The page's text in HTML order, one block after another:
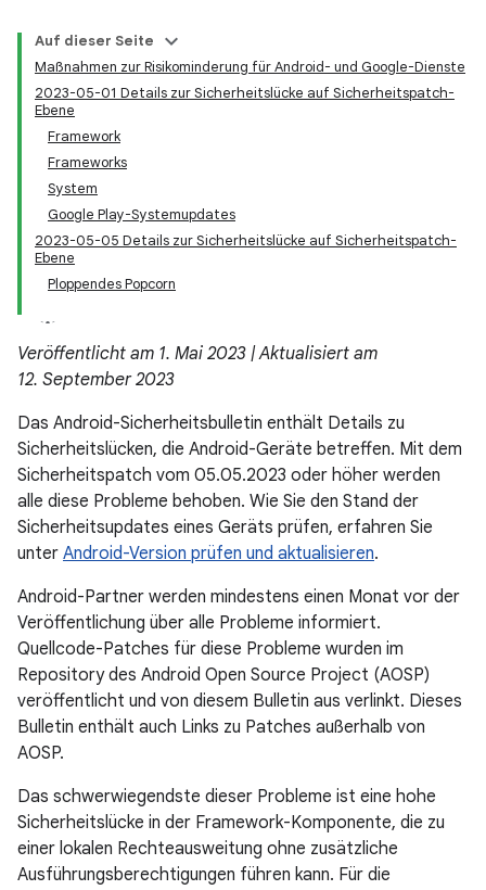
Auf dieser Seite
Maßnahmen zur Risikominderung für Android- und Google-Dienste
2023-05-01 Details zur Sicherheitslücke auf Sicherheitspatch-
Ebene
Framework
Frameworks
System
Google Play-Systemupdates
2023-05-05 Details zur Sicherheitslücke auf Sicherheitspatch-
Ebene
Ploppendes Popcorn
Veröffentlicht am 1. Mai 2023 | Aktualisiert am
12. September 2023
Das Android-Sicherheitsbulletin enthält Details zu
Sicherheitslücken, die Android-Geräte betreffen. Mit dem
Sicherheitspatch vom 05.05.2023 oder höher werden
alle diese Probleme behoben. Wie Sie den Stand der
Sicherheitsupdates eines Geräts prüfen, erfahren Sie
unter Android-Version prüfen und aktualisieren.
Android-Partner werden mindestens einen Monat vor der
Veröffentlichung über alle Probleme informiert.
Quellcode-Patches für diese Probleme wurden im
Repository des Android Open Source Project (AOSP)
veröffentlicht und von diesem Bulletin aus verlinkt. Dieses
Bulletin enthält auch Links zu Patches außerhalb von
AOSP.
Das schwerwiegendste dieser Probleme ist eine hohe
Sicherheitslücke in der Framework-Komponente, die zu
einer lokalen Rechteausweitung ohne zusätzliche
Ausführungsberechtigungen führen kann. Für die